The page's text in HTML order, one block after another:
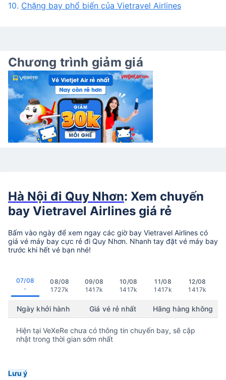
10. Chặng bay phổ biến của Vietravel Airlines
Chương trình giảm giá
Hà Nội đi Quy Nhơn: Xem chuyến
bay Vietravel Airlines giá rẻ
Bấm vào ngày để xem ngay các giờ bay Vietravel Airlines có
giá vé máy bay cực rẻ đi Quy Nhơn. Nhanh tay đặt vé máy bay
trước khi hết vé bạn nhé!
07/08
-
08/08
1727k
09/08
1417k
10/08
1417k
11/08
1417k
12/08
1417k
Ngày khởi hành Giá vé rẻ nhất Hãng hàng không
Hiện tại VeXeRe chưa có thông tin chuyến bay, sẽ cập
nhật trong thời gian sớm nhất
Lưu ý